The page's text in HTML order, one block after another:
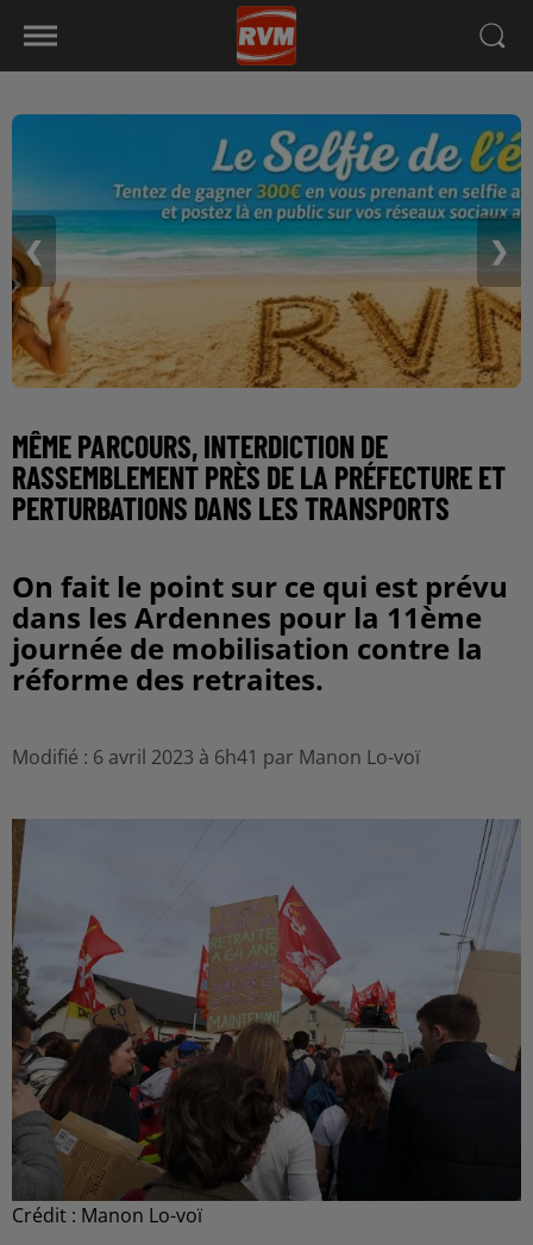
❮ ❯
MÊME PARCOURS, INTERDICTION DE
RASSEMBLEMENT PRÈS DE LA PRÉFECTURE ET
PERTURBATIONS DANS LES TRANSPORTS
On fait le point sur ce qui est prévu
dans les Ardennes pour la 11ème
journée de mobilisation contre la
réforme des retraites.
Modifié : 6 avril 2023 à 6h41 par Manon Lo-voï
Crédit : Manon Lo-voï